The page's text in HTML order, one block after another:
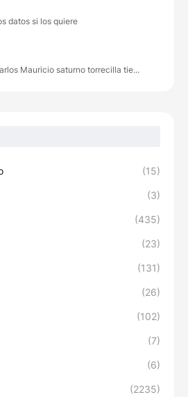
datos si los quiere
Mauricio saturno torrecilla tie...
(15)
(3)
(435)
(23)
(131)
(26)
(102)
(7)
(6)
(2235)